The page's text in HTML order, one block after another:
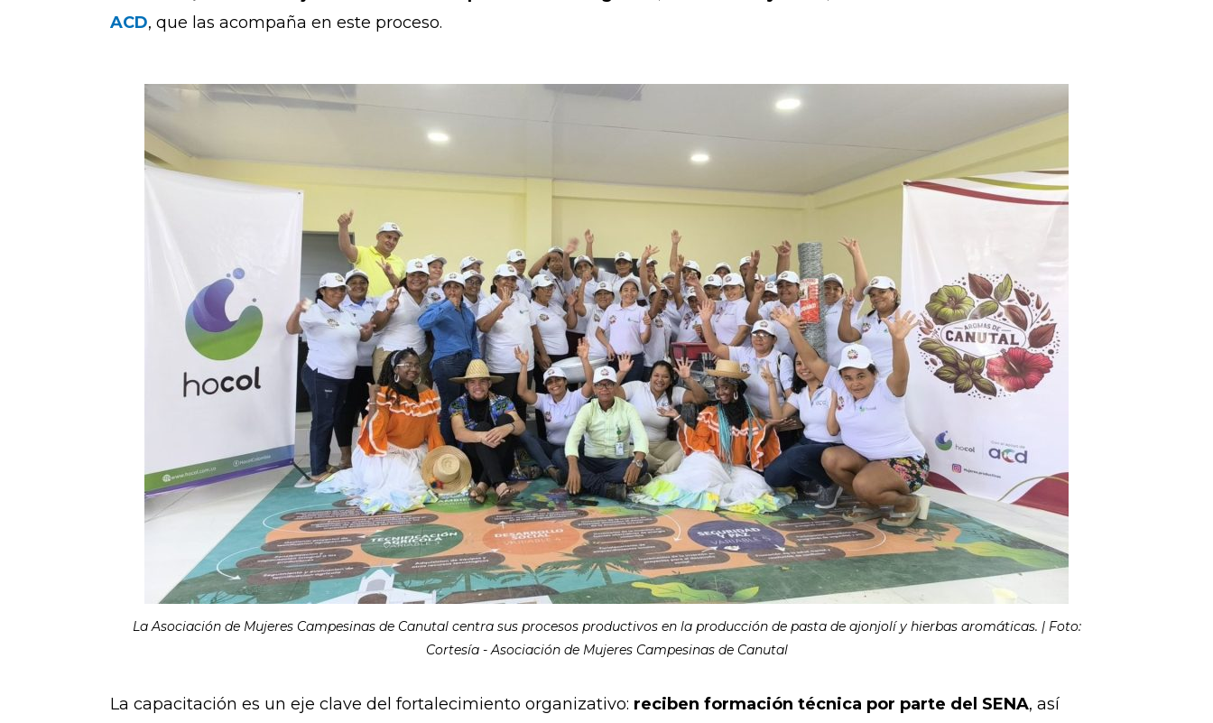
ACD, que las acompaña en este proceso.
La Asociación de Mujeres Campesinas de Canutal centra sus procesos productivos en la producción de pasta de ajonjolí y hierbas aromáticas. | Foto:
Cortesía - Asociación de Mujeres Campesinas de Canutal
La capacitación es un eje clave del fortalecimiento organizativo: reciben formación técnica por parte del SENA, así